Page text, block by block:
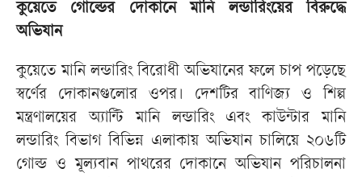
কুয়েতে গোল্ডের দোকানে মানি লন্ডারিংয়ের বিরুদ্ধে
অভিযান
কুয়েতে মানি লন্ডারিং বিরোধী অভিযানের ফলে চাপ পড়েছে
স্বর্ণের দোকানগুলোর ওপর। দেশটির বাণিজ্য ও শিল্প
মন্ত্রণালয়ের অ্যান্টি মানি লন্ডারিং এবং কাউন্টার মানি
লন্ডারিং বিভাগ বিভিন্ন এলাকায় অভিযান চালিয়ে ২০৬টি
গোল্ড ও মূল্যবান পাথরের দোকানে অভিযান পরিচালনা